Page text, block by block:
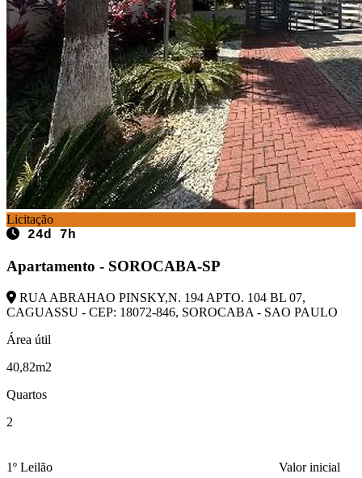
Licitação
24d 7h
Apartamento - SOROCABA-SP
RUA ABRAHAO PINSKY,N. 194 APTO. 104 BL 07,
CAGUASSU - CEP: 18072-846, SOROCABA - SAO PAULO
Área útil
40,82m2
Quartos
2
1º Leilão Valor inicial